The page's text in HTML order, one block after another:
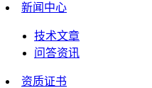
新闻中心
技术文章
问答资讯
资质证书